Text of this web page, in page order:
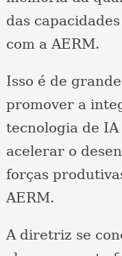
das
com a AERM.
Isso é de
promover a
tecnologia de
acelerar o
forças
AERM.
A diretriz se